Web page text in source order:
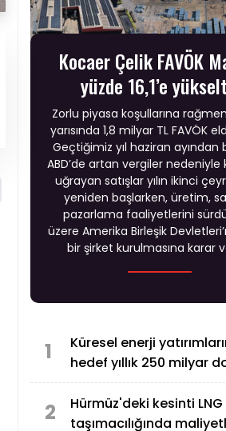
Kocaer Çelik FAVÖK
yüzde 16,1’e
Zorlu piyasa koşullarına
yarısında 1,8 milyar TL FAVÖK
Geçtiğimiz yıl haziran ayından
ABD’de artan vergiler nedeniyle
uğrayan satışlar yılın ikinci
yeniden başlarken, üretim,
pazarlama faaliyetlerini
üzere Amerika Birleşik
bir şirket kurulmasına karar
1
Küresel enerji
hedef yıllık 250 milyar
2
Hürmüz'deki kesinti LNG
taşımacılığında